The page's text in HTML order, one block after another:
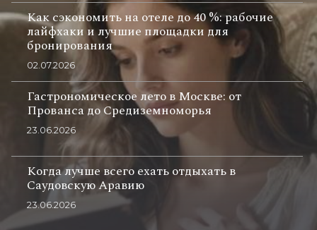
Как сэкономить на отеле до 40 %: рабочие
лайфхаки и лучшие площадки для
бронирования
02.07.2026
Гастрономическое лето в Москве: от
Прованса до Средиземноморья
23.06.2026
Когда лучше всего ехать отдыхать в
Саудовскую Аравию
23.06.2026